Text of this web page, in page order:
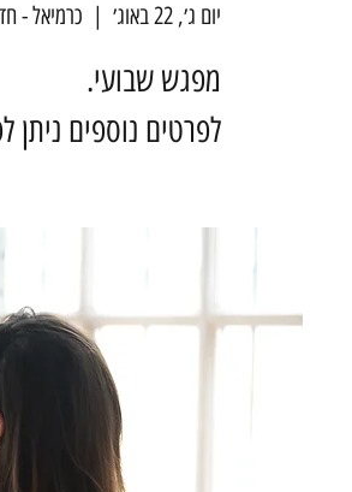
יום ג׳, 22 באוג׳
  |
כרמיאל -
לפרטים נוספים ניתן